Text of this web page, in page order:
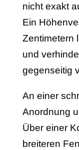
nicht exakt
Ein
Zentimetern
und
gegenseitig
An einer
Anordnung
Über einer
breiteren